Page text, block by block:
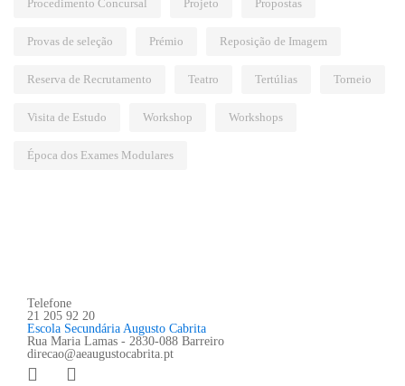
Procedimento Concursal Projeto Propostas
Provas de seleção Prémio Reposição de Imagem
Reserva de Recrutamento Teatro Tertúlias Torneio
Visita de Estudo Workshop Workshops
Época dos Exames Modulares
Telefone
21 205 92 20
Escola Secundária Augusto Cabrita
Rua Maria Lamas - 2830-088 Barreiro
direcao@aeaugustocabrita.pt